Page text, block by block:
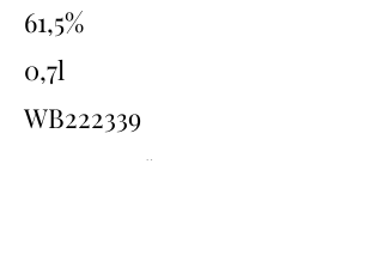
61,5%
0,7l
WB222339